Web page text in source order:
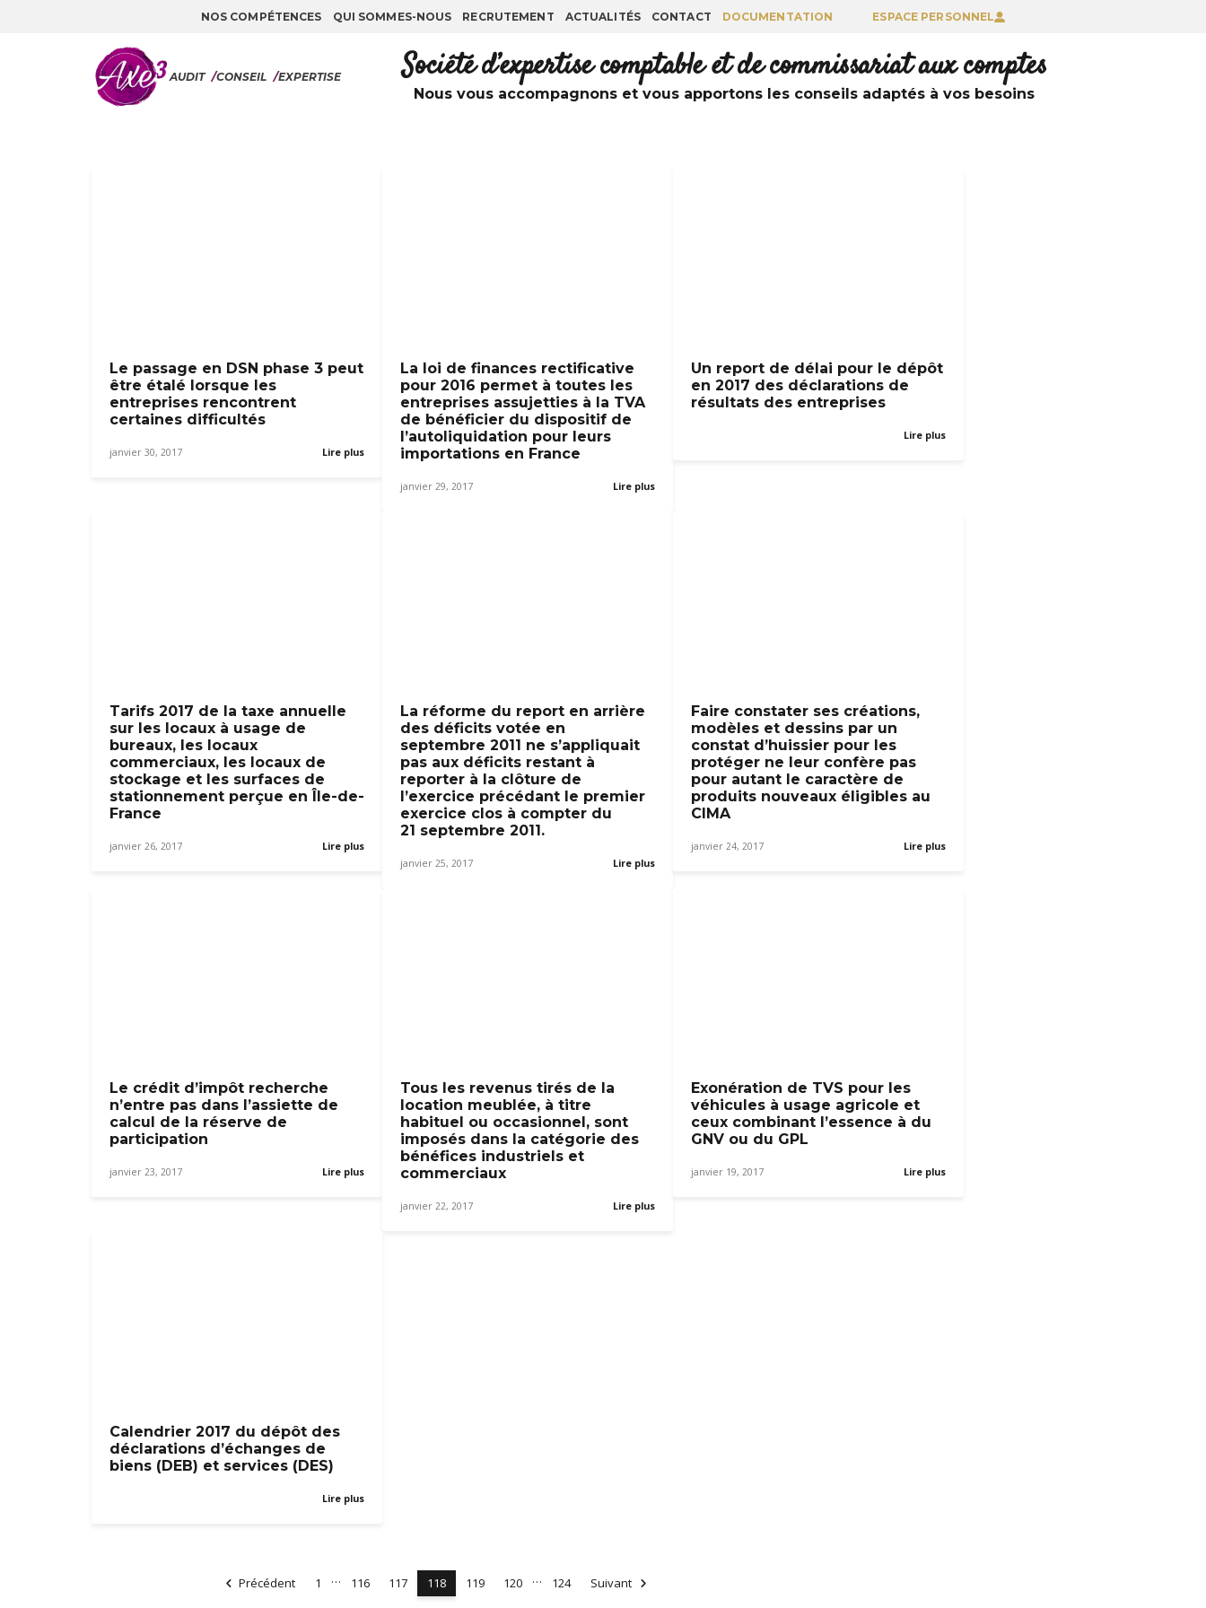
NOS COMPÉTENCES QUI SOMMES-NOUS RECRUTEMENT ACTUALITÉS CONTACT DOCUMENTATION ESPACE PERSONNEL
AUDIT /CONSEIL /EXPERTISE Société d’expertise comptable et de commissariat aux comptes
Nous vous accompagnons et vous apportons les conseils adaptés à vos besoins
Le passage en DSN phase 3 peut
être étalé lorsque les
entreprises rencontrent
certaines difficultés
janvier 30, 2017 Lire plus
La loi de finances rectificative
pour 2016 permet à toutes les
entreprises assujetties à la TVA
de bénéficier du dispositif de
l’autoliquidation pour leurs
importations en France
janvier 29, 2017 Lire plus
Un report de délai pour le dépôt
en 2017 des déclarations de
résultats des entreprises
Lire plus
Tarifs 2017 de la taxe annuelle
sur les locaux à usage de
bureaux, les locaux
commerciaux, les locaux de
stockage et les surfaces de
stationnement perçue en Île-de-
France
janvier 26, 2017 Lire plus
La réforme du report en arrière
des déficits votée en
septembre 2011 ne s’appliquait
pas aux déficits restant à
reporter à la clôture de
l’exercice précédant le premier
exercice clos à compter du
21 septembre 2011.
janvier 25, 2017 Lire plus
Faire constater ses créations,
modèles et dessins par un
constat d’huissier pour les
protéger ne leur confère pas
pour autant le caractère de
produits nouveaux éligibles au
CIMA
janvier 24, 2017 Lire plus
Le crédit d’impôt recherche
n’entre pas dans l’assiette de
calcul de la réserve de
participation
janvier 23, 2017 Lire plus
Tous les revenus tirés de la
location meublée, à titre
habituel ou occasionnel, sont
imposés dans la catégorie des
bénéfices industriels et
commerciaux
janvier 22, 2017 Lire plus
Exonération de TVS pour les
véhicules à usage agricole et
ceux combinant l’essence à du
GNV ou du GPL
janvier 19, 2017 Lire plus
Calendrier 2017 du dépôt des
déclarations d’échanges de
biens (DEB) et services (DES)
Lire plus
Précédent 1 … 116 117 118 119 120 … 124 Suivant